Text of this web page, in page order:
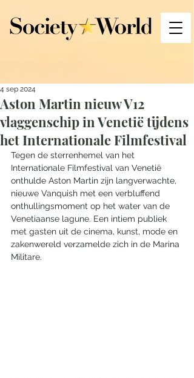
Aston Martin nieuw V12
vlaggenschip in Venetië tijdens
het Internationale Filmfestival
4 sep 2024
Tegen de sterrenhemel van het
Internationale Filmfestival van Venetië
onthulde Aston Martin zijn langverwachte,
nieuwe Vanquish met een verbluffend
onthullingsmoment op het water van de
Venetiaanse lagune. Een intiem publiek
met gasten uit de cinema, kunst, mode en
zakenwereld verzamelde zich in de Marina
Militare.